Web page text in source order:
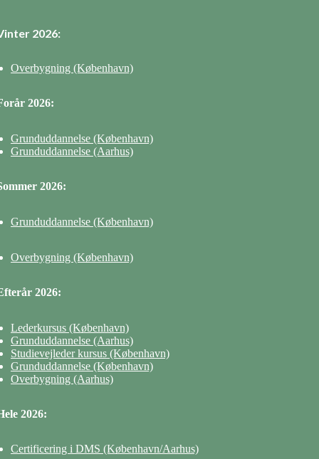
2026:
Overbygning (København)
2026:
Grunduddannelse (København)
Grunduddannelse (Aarhus)
2026:
Grunduddannelse (København)
Overbygning (København)
2026:
Lederkursus (København)
Grunduddannelse (Aarhus)
Studievejleder kursus (København)
Grunduddannelse (København)
Overbygning (Aarhus)
2026:
Certificering i DMS (København/Aarhus)